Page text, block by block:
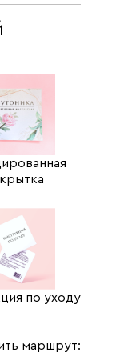
по уходу
маршрут: